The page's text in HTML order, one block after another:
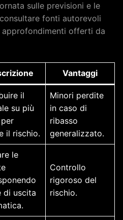
sulle previsioni e le
fonti autorevoli
approfondimenti offerti da
Vantaggi
il
su più
il rischio.
Minori perdite
in caso di
ribasso
generalizzato.
le
di uscita
Controllo
rigoroso del
rischio.